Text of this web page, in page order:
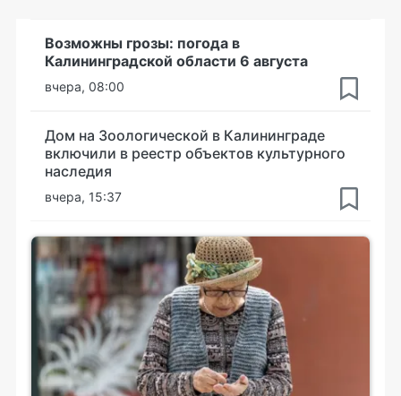
Возможны грозы: погода в
Калининградской области 6 августа
вчера, 08:00
Дом на Зоологической в Калининграде
включили в реестр объектов культурного
наследия
вчера, 15:37